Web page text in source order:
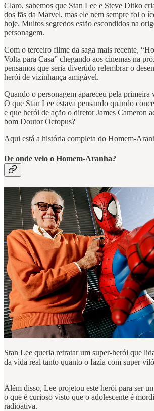
Claro, sabemos que Stan Lee e Steve Ditko
dos fãs da Marvel, mas ele nem sempre foi o
hoje. Muitos segredos estão escondidos na
personagem.
Com o terceiro filme da saga mais recente,
Volta para Casa” chegando aos cinemas na
pensamos que seria divertido relembrar o
herói de vizinhança amigável.
Quando o personagem apareceu pela primeira
O que Stan Lee estava pensando quando
e que herói de ação o diretor James Cameron
bom Doutor Octopus?
Aqui está a história completa do Homem-
De onde veio o Homem-Aranha?
Stan Lee queria retratar um super-herói que
da vida real tanto quanto o fazia com super
Além disso, Lee projetou este herói para ser
o que é curioso visto que o adolescente é
radioativa.